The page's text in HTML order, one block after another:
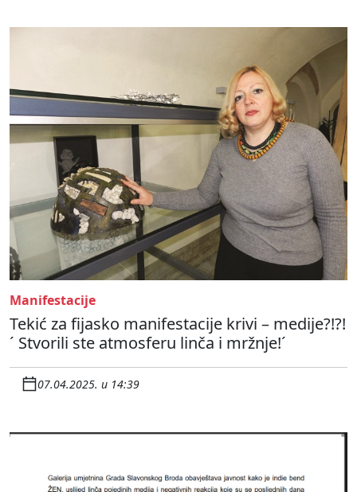
Manifestacije
Tekić za fijasko manifestacije krivi – medije?!?!
´ Stvorili ste atmosferu linča i mržnje!´
07.04.2025. u 14:39